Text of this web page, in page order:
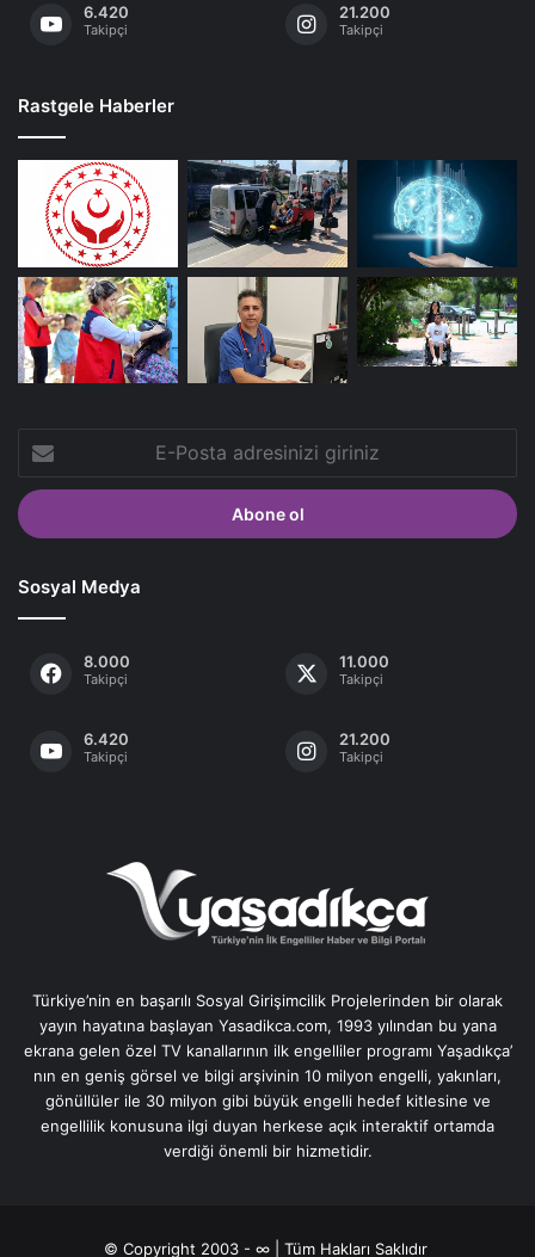
6.420
Takipçi
21.200
Takipçi
Rastgele Haberler
Posta
adresinizi
giriniz
Sosyal Medya
8.000
Takipçi
11.000
Takipçi
6.420
Takipçi
21.200
Takipçi
Türkiye’nin en başarılı Sosyal Girişimcilik Projelerinden bir olarak
yayın hayatına başlayan Yasadikca.com, 1993 yılından bu yana
ekrana gelen özel TV kanallarının ilk engelliler programı Yaşadıkça’
nın en geniş görsel ve bilgi arşivinin 10 milyon engelli, yakınları,
gönüllüler ile 30 milyon gibi büyük engelli hedef kitlesine ve
engellilik konusuna ilgi duyan herkese açık interaktif ortamda
verdiği önemli bir hizmetidir.
© Copyright 2003 - ∞ | Tüm Hakları Saklıdır